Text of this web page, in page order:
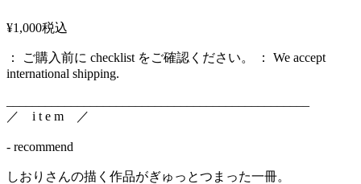
¥1,000税込
： ご購入前に checklist をご確認ください。 ： We accept
international shipping.
／ i t e m ／
- recommend
しおりさんの描く作品がぎゅっとつまった一冊。